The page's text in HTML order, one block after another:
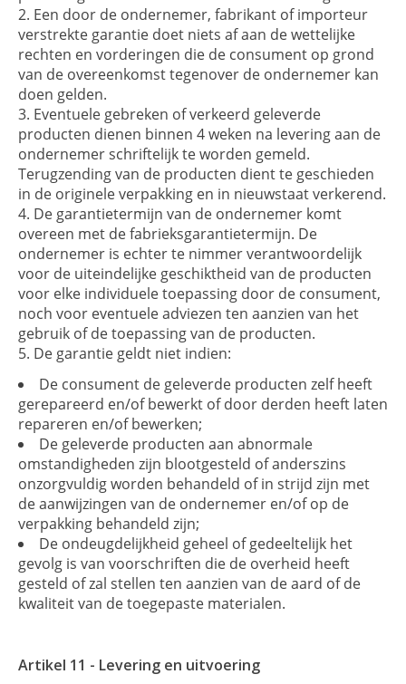
Een door de ondernemer, fabrikant of importeur
verstrekte garantie doet niets af aan de wettelijke
rechten en vorderingen die de consument op grond
van de overeenkomst tegenover de ondernemer kan
doen gelden.
Eventuele gebreken of verkeerd geleverde
producten dienen binnen 4 weken na levering aan de
ondernemer schriftelijk te worden gemeld.
Terugzending van de producten dient te geschieden
in de originele verpakking en in nieuwstaat verkerend.
De garantietermijn van de ondernemer komt
overeen met de fabrieksgarantietermijn. De
ondernemer is echter te nimmer verantwoordelijk
voor de uiteindelijke geschiktheid van de producten
voor elke individuele toepassing door de consument,
noch voor eventuele adviezen ten aanzien van het
gebruik of de toepassing van de producten.
De garantie geldt niet indien:
De consument de geleverde producten zelf heeft
gerepareerd en/of bewerkt of door derden heeft laten
repareren en/of bewerken;
De geleverde producten aan abnormale
omstandigheden zijn blootgesteld of anderszins
onzorgvuldig worden behandeld of in strijd zijn met
de aanwijzingen van de ondernemer en/of op de
verpakking behandeld zijn;
De ondeugdelijkheid geheel of gedeeltelijk het
gevolg is van voorschriften die de overheid heeft
gesteld of zal stellen ten aanzien van de aard of de
kwaliteit van de toegepaste materialen.
Artikel 11 - Levering en uitvoering